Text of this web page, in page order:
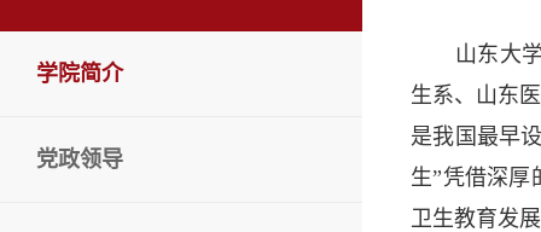
学院简介
党政领导
山东大
生系、山东
是我国最早
生”凭借深厚
卫生教育发